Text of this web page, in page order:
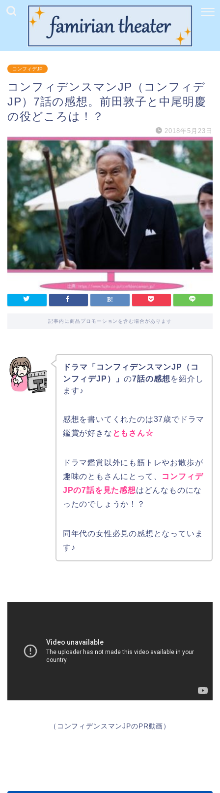
コンフィデJP
コンフィデンスマンJP（コンフィデ
JP）7話の感想。前田敦子と中尾明慶
の役どころは！？
2018年5月23日
記事内に商品プロモーションを含む場合があります
ドラマ「コンフィデンスマンJP（コ
ンフィデJP）」 の7話の感想 を紹介し
ます♪
感想を書いてくれたのは37歳でドラマ
鑑賞が好きな ともさん☆
ドラマ鑑賞以外にも筋トレやお散歩が
趣味のともさんにとって、 コンフィデ
JPの7話を見た感想はどんなものにな
ったのでしょうか！？
同年代の女性必見の感想となっていま
す♪
（コンフィデンスマンJPのPR動画）